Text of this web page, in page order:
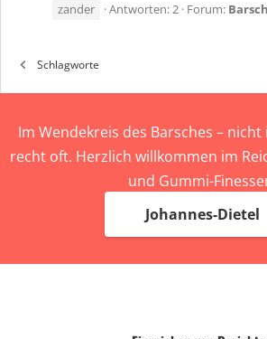
zander
Antworten: 2 Forum: Barsch
Schlagworte
Im Wendekreis des Barsches –
recht oft. Herzlich willkommen im
und Gummi-
Johannes-Dietel